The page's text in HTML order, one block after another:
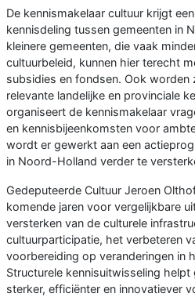
De kennismakelaar cultuur krijgt
kennisdeling tussen gemeenten in
kleinere gemeenten, die vaak
cultuurbeleid, kunnen hier terecht
subsidies en fondsen. Ook worden
relevante landelijke en provinciale
organiseert de kennismakelaar
en kennisbijeenkomsten voor
wordt er gewerkt aan een
in Noord-Holland verder te
Gedeputeerde Cultuur Jeroen
komende jaren voor vergelijkbare
versterken van de culturele
cultuurparticipatie, het verbeteren
voorbereiding op veranderingen in
Structurele kennisuitwisseling
sterker, efficiënter en innovatiever